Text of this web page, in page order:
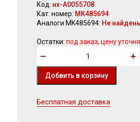
Код: нх-А0055708
Кат. номер: MK485694
Аналоги MK485694: Не
Остатки: под заказ, цену
Бесплатная доставка